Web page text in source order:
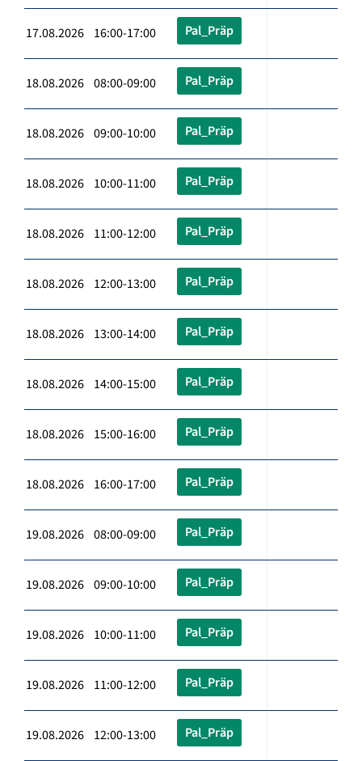
17.08.2026 16:00-17:00 Pal_Präp
18.08.2026 08:00-09:00 Pal_Präp
18.08.2026 09:00-10:00 Pal_Präp
18.08.2026 10:00-11:00 Pal_Präp
18.08.2026 11:00-12:00 Pal_Präp
18.08.2026 12:00-13:00 Pal_Präp
18.08.2026 13:00-14:00 Pal_Präp
18.08.2026 14:00-15:00 Pal_Präp
18.08.2026 15:00-16:00 Pal_Präp
18.08.2026 16:00-17:00 Pal_Präp
19.08.2026 08:00-09:00 Pal_Präp
19.08.2026 09:00-10:00 Pal_Präp
19.08.2026 10:00-11:00 Pal_Präp
19.08.2026 11:00-12:00 Pal_Präp
19.08.2026 12:00-13:00 Pal_Präp